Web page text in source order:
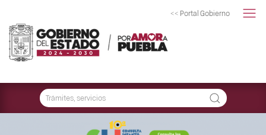
<< Portal Gobierno